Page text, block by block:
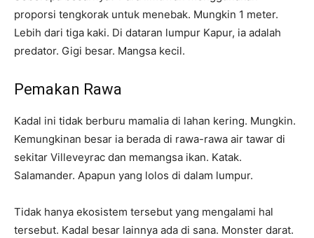
proporsi tengkorak untuk menebak. Mungkin 1 meter.
Lebih dari tiga kaki. Di dataran lumpur Kapur, ia adalah
predator. Gigi besar. Mangsa kecil.
Pemakan Rawa
Kadal ini tidak berburu mamalia di lahan kering. Mungkin.
Kemungkinan besar ia berada di rawa-rawa air tawar di
sekitar Villeveyrac dan memangsa ikan. Katak.
Salamander. Apapun yang lolos di dalam lumpur.
Tidak hanya ekosistem tersebut yang mengalami hal
tersebut. Kadal besar lainnya ada di sana. Monster darat.